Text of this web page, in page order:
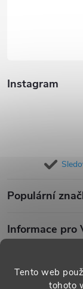
Tento web
tohoto
Instagram
Populární
Informace pro